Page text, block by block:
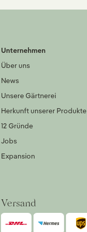
Unternehmen
Über uns
News
Unsere Gärtnerei
Herkunft unserer Produkte
12 Gründe
Jobs
Expansion
Versand